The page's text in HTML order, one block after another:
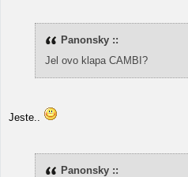
Panonsky ::
Jel ovo klapa CAMBI?
Jeste..
Panonsky ::